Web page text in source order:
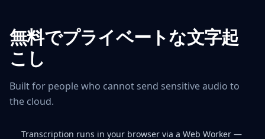
無料でプライベートな文字起
こし
Built for people who cannot send sensitive audio to
the cloud.
Transcription runs in your browser via a Web Worker —